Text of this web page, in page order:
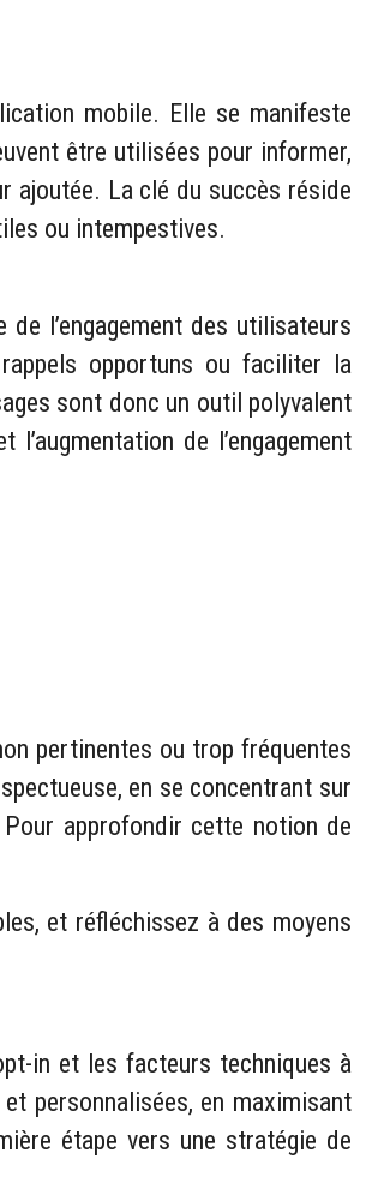
mobile. Elle se manifeste
être utilisées pour informer,
ajoutée. La clé du succès réside
ou intempestives.
l’engagement des utilisateurs
opportuns ou faciliter la
sont donc un outil polyvalent
de l’engagement
pertinentes ou trop fréquentes
en se concentrant sur
approfondir cette notion de
et réfléchissez à des moyens
in et les facteurs techniques à
personnalisées, en maximisant
étape vers une stratégie de